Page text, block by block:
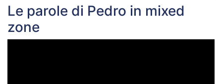
Le parole di Pedro in mixed
zone